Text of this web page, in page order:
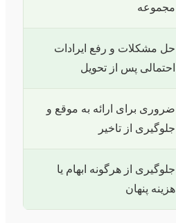
مجموعه
حل مشکلات و رفع ایرادات
احتمالی پس از تحویل
ضروری برای ارائه به موقع و
جلوگیری از تاخیر
جلوگیری از هرگونه ابهام یا
هزینه پنهان